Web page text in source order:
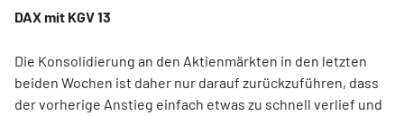
DAX mit KGV 13
Die Konsolidierung an den Aktienmärkten in den letzten
beiden Wochen ist daher nur darauf zurückzuführen, dass
der vorherige Anstieg einfach etwas zu schnell verlief und